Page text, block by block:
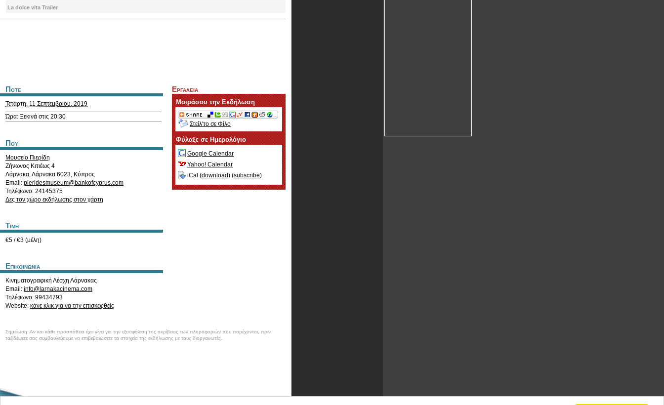
La dolce vita Trailer
Ποτε
Τετάρτη, 11 Σεπτεμβρίου, 2019
Ώρα: Ξεκινά στις 20:30
Που
Μουσείο Πιερίδη
Ζήνωνος Κιτιέως 4
Λάρνακα,Λάρνακα 6023, Κύπρος
Email: pieridesmuseum@bankofcyprus.com
Τηλέφωνο: 24145375
Δες τον χώρο εκδήλωσης στον χάρτη
Τιμη
€5 / €3 (μέλη)
Επικοινωνια
Κινηματογραφική Λέσχη Λάρνακας
Email: info@larnakacinema.com
Τηλέφωνο: 99434793
Website: κάνε κλικ για να την επισκεφθείς
Εργαλεια
Μοιράσου την Εκδήλωση
Στείλ'το σε Φίλο
Φύλαξε σε Ημερολόγιο
Google Calendar
Yahoo! Calendar
iCal (download) (subscribe)
Σημείωση: Αν και κάθε προσπάθεια έχει γίνει για την εξασφάλιση της ακρίβειας των πληροφοριών που παρέχονται, πριν
ταξιδέψετε σας συμβουλεύουμε να επιβεβαιώσετε τα στοιχεία της εκδήλωσης με τους διοργανωτές.